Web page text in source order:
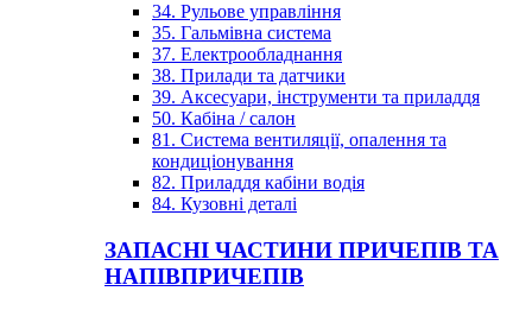
34. Рульове управління
35. Гальмівна система
37. Електрообладнання
38. Прилади та датчики
39. Аксесуари, інструменти та приладдя
50. Кабіна / салон
81. Система вентиляції, опалення та
кондиціонування
82. Приладдя кабіни водія
84. Кузовні деталі
ЗАПАСНІ ЧАСТИНИ ПРИЧЕПІВ ТА
НАПІВПРИЧЕПІВ